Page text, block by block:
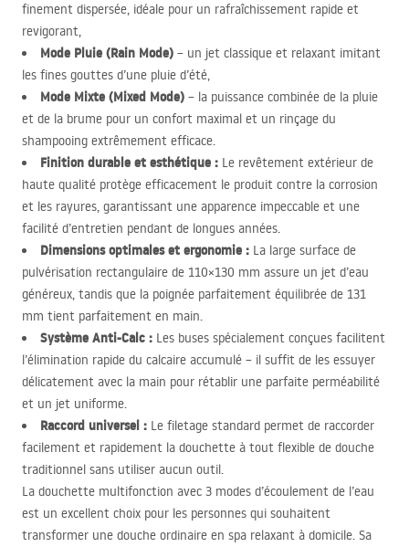
finement dispersée, idéale pour un rafraîchissement rapide et
revigorant,
Mode Pluie (Rain Mode) – un jet classique et relaxant imitant
les fines gouttes d’une pluie d’été,
Mode Mixte (Mixed Mode) – la puissance combinée de la pluie
et de la brume pour un confort maximal et un rinçage du
shampooing extrêmement efficace.
Finition durable et esthétique : Le revêtement extérieur de
haute qualité protège efficacement le produit contre la corrosion
et les rayures, garantissant une apparence impeccable et une
facilité d’entretien pendant de longues années.
Dimensions optimales et ergonomie : La large surface de
pulvérisation rectangulaire de 110×130 mm assure un jet d’eau
généreux, tandis que la poignée parfaitement équilibrée de 131
mm tient parfaitement en main.
Système Anti-Calc : Les buses spécialement conçues facilitent
l’élimination rapide du calcaire accumulé – il suffit de les essuyer
délicatement avec la main pour rétablir une parfaite perméabilité
et un jet uniforme.
Raccord universel : Le filetage standard permet de raccorder
facilement et rapidement la douchette à tout flexible de douche
traditionnel sans utiliser aucun outil.
La douchette multifonction avec 3 modes d’écoulement de l’eau
est un excellent choix pour les personnes qui souhaitent
transformer une douche ordinaire en spa relaxant à domicile. Sa